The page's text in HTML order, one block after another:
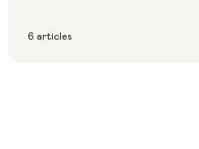
6 articles